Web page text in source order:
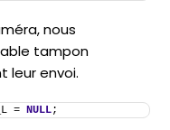
nous
tampon
leur envoi.
= NULL;